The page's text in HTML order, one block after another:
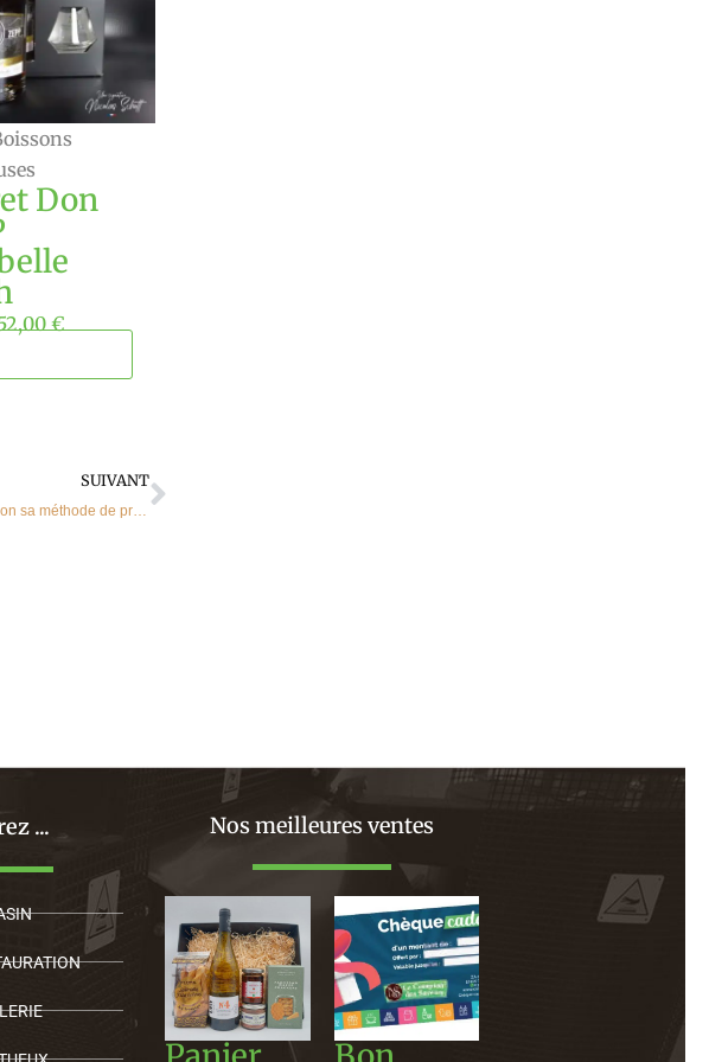
Don
€
SUIVANT
Café en grains et moutures : bien choisir son café selon sa méthode de préparation
Suivant
... Nos meilleures ventes
Plage
de
prix :
130,00 €